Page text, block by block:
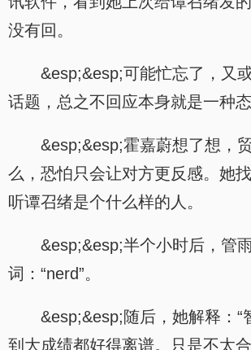
没有回。
&esp;&esp;可能忙忘了，又
话题，总之不回应本身就是一种态
&esp;&esp;霍嘉蔚想了想，
么，恐怕只会让对方更反感。她
听谭召绪是个什么样的人。
&esp;&esp;半个小时后，管
词：“nerd”。
&esp;&esp;随后，她解释：“
到大成绩都好得离谱。只是不太